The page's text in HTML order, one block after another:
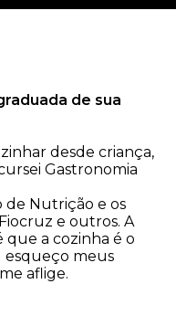
de sua
desde criança,
Gastronomia
de Nutrição e os
e outros. A
que a cozinha é o
esqueço meus
aflige.